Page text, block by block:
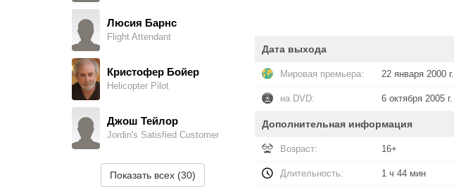
Люсия Барнс
Flight Attendant
Кристофер Бойер
Helicopter Pilot
Джош Тейлор
Jordin's Satisfied Customer
Джесси МакКормак
Показать всех (30)
Дата выхода
Мировая премьера: 22 января 2000 г.
на DVD: 6 октября 2005 г.
Дополнительная информация
Возраст: 16+
Длительность: 1 ч 44 мин